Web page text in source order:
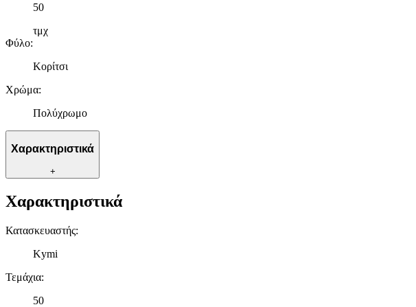
50
τμχ
Φύλο:
Κορίτσι
Χρώμα:
Πολύχρωμο
Χαρακτηριστικά
+
Χαρακτηριστικά
Κατασκευαστής:
Kymi
Τεμάχια:
50